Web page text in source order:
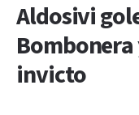
Aldosivi
invicto